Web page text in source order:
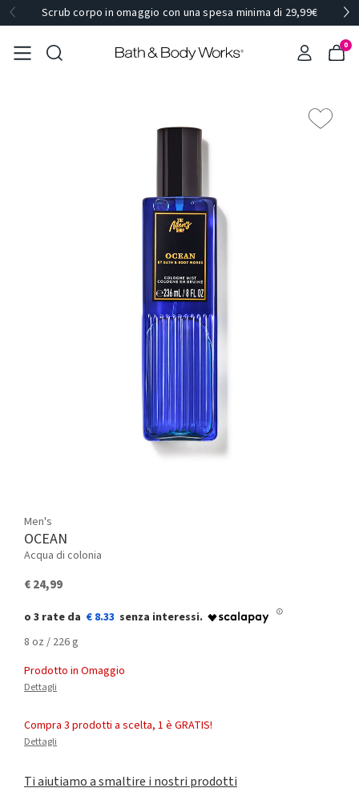
Scrub corpo in omaggio con una spesa minima di 29,99€
0
Men's
OCEAN
Acqua di colonia
€ 24,99
€ 8.33
8 oz / 226 g
Prodotto in Omaggio
Dettagli
Compra 3 prodotti a scelta, 1 è GRATIS!
Dettagli
Ti aiutiamo a smaltire i nostri prodotti